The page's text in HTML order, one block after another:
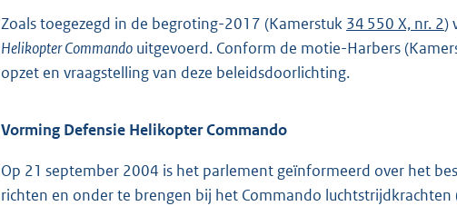
:
4
7
b
Zoals toegezegd in de begroting-2017 (Kamerstuk 34 550 X, nr. 2)
Helikopter Commando uitgevoerd. Conform de motie-Harbers
opzet en vraagstelling van deze beleidsdoorlichting.
Vorming Defensie Helikopter Commando
Op 21 september 2004 is het parlement geïnformeerd over het
richten en onder te brengen bij het Commando luchtstrijdkrachten